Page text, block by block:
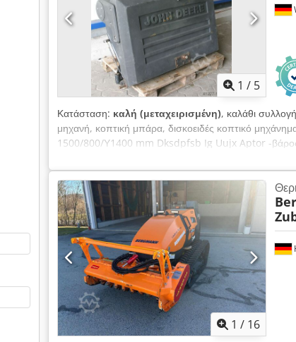
1 / 5
Κατάσταση: καλή (μεταχειρισμένη), καλάθι
μηχανή, κοπτική μπάρα, δισκοειδές κοπτικό
1500/800/Υ1400 mm Dksdpfsb Ig Uujx Aptor -
1 / 16